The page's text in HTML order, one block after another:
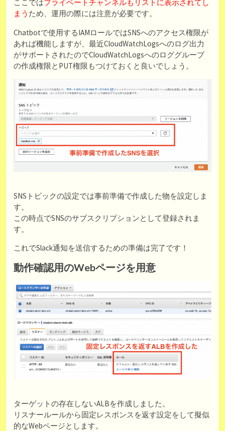
ここではプライベートチャンネルもリストに表示されてし
まう ため、運用の際には注意が必要です。
Chatbotで使用するIAMロールではSNSへのアクセス権限が
あれば機能しますが、最近CloudWatchLogsへのログ出力
がサポートされたのでCloudWatchLogsへのロググループ
の作成権限とPUT権限もつけておくと良いでしょう。
SNSトピックの設定では事前準備で作成した物を設定しま
す。
この時点でSNSのサブスクリプションとして登録されま
す。
これでSlack通知を送信するための準備は完了です！
動作確認用のWebページを用意
ターゲットの存在しないALBを作成しました。
リスナールールから固定レスポンスを返す設定をして擬似
的なWebページとします。